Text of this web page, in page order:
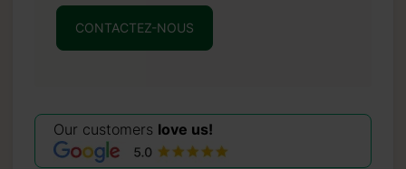
CONTACTEZ-NOUS
Our customers love us!